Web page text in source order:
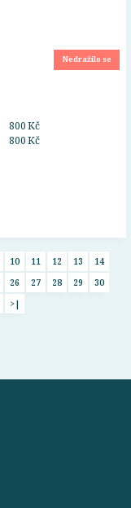
Nedražilo se
800 Kč
800 Kč
10 11 12 13
14
26 27 28 29
30
>|